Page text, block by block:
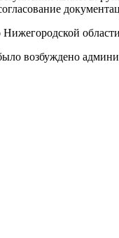
возбуждено